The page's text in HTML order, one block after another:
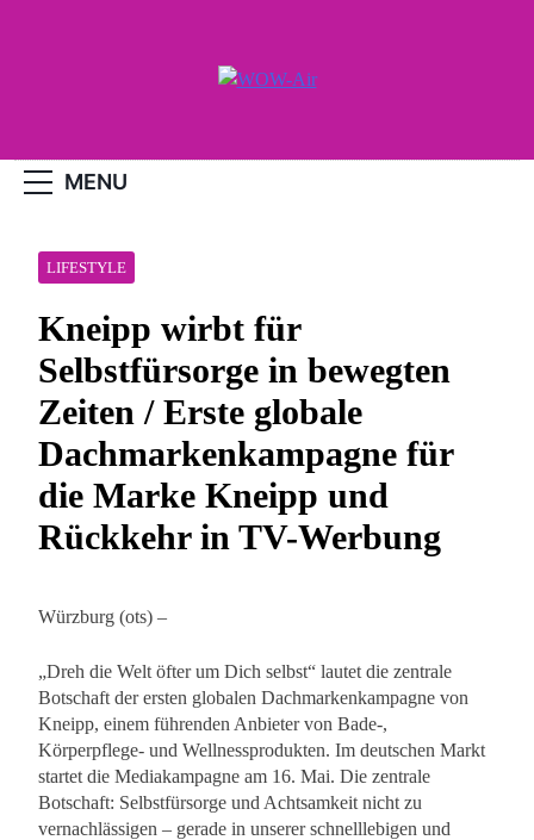
MENU
LIFESTYLE
Kneipp wirbt für
Selbstfürsorge in bewegten
Zeiten / Erste globale
Dachmarkenkampagne für
die Marke Kneipp und
Rückkehr in TV-Werbung
Würzburg (ots) –
„Dreh die Welt öfter um Dich selbst“ lautet die zentrale
Botschaft der ersten globalen Dachmarkenkampagne von
Kneipp, einem führenden Anbieter von Bade-,
Körperpflege- und Wellnessprodukten. Im deutschen Markt
startet die Mediakampagne am 16. Mai. Die zentrale
Botschaft: Selbstfürsorge und Achtsamkeit nicht zu
vernachlässigen – gerade in unserer schnelllebigen und